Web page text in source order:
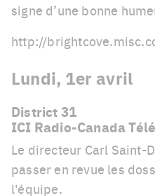
signe d’une bonne
http://
Lundi, 1er avril
District 31
ICI Radio-Canada
Le directeur Carl Saint-
passer en revue les
l'équipe.